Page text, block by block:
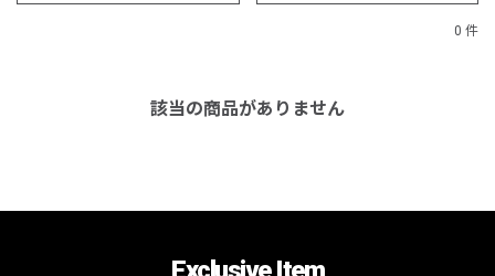
0 件
該当の商品がありません